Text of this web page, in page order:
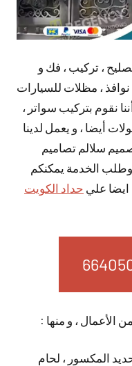
، تركيب ، فك و
، مظلات للسيارات
نقوم بتركيب سواتر ،
أيضا ، و يعمل لدينا
سلالم تصاميم
وطلب الخدمة يمكنكم
ايضا علي حداد الكويت
الأعمال ، و منها :
المكسور ، لحام